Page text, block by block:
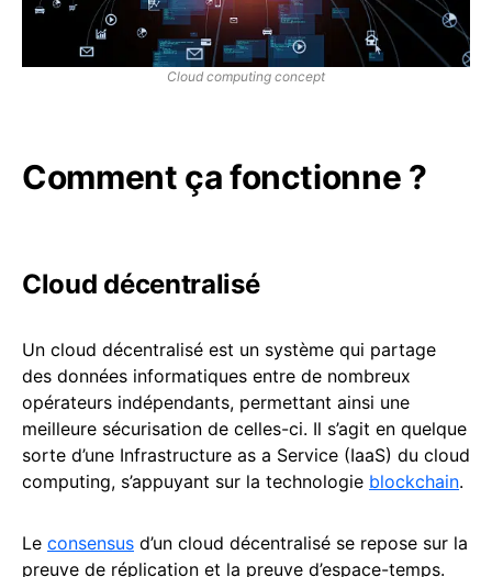
Cloud computing concept
Comment ça fonctionne ?
Cloud décentralisé
Un cloud décentralisé est un système qui partage
des données informatiques entre de nombreux
opérateurs indépendants, permettant ainsi une
meilleure sécurisation de celles-ci. Il s’agit en quelque
sorte d’une Infrastructure as a Service (IaaS) du cloud
computing, s’appuyant sur la technologie blockchain.
Le consensus d’un cloud décentralisé se repose sur la
preuve de réplication et la preuve d’espace-temps.